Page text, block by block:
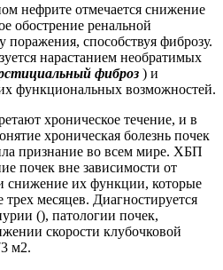
нефрите отмечается снижение
обострение ренальной
поражения, способствуя фиброзу.
нарастанием необратимых
фиброз ) и
функциональных возможностей.
хроническое течение, и в
хроническая болезнь почек
признание во всем мире. ХБП
почек вне зависимости от
снижение их функции, которые
трех месяцев. Диагностируется
(), патологии почек,
скорости клубочковой
м2.